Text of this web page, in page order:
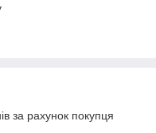
за рахунок покупця